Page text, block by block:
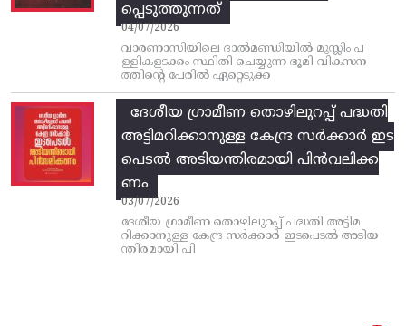
പ്പെടുത്തുന്നത്
04/07/2026
വാരണാസിയിലെ ദാൽമണ്ഡിയിൽ മുസ്ലിം പ
ള്ളികളടക്കം സ്ഥിതി ചെയ്യുന്ന ഭൂമി വികസന
ത്തിന്റെ പേരിൽ ഏറ്റെടുക്ക
ദേശീയ ഗ്രാമീണ തൊഴിലുറപ്പ്‌ പദ്ധതി
അട്ടിമറിക്കാനുള്ള കേന്ദ്ര സര്‍ക്കാര്‍ ഇട
പെടല്‍ അടിയന്തിരമായി പിന്‍വലിക്ക
ണം
03/07/2026
ദേശീയ ഗ്രാമീണ തൊഴിലുറപ്പ്‌ പദ്ധതി അട്ടിമ
റിക്കാനുള്ള കേന്ദ്ര സര്‍ക്കാര്‍ ഇടപെടല്‍ അടിയ
ന്തിരമായി പി